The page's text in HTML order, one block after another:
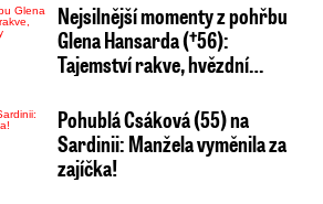
Nejsilnější momenty z pohřbu
Glena Hansarda (†56):
Tajemství rakve, hvězdní…
Pohublá Csáková (55) na
Sardinii: Manžela vyměnila za
zajíčka!